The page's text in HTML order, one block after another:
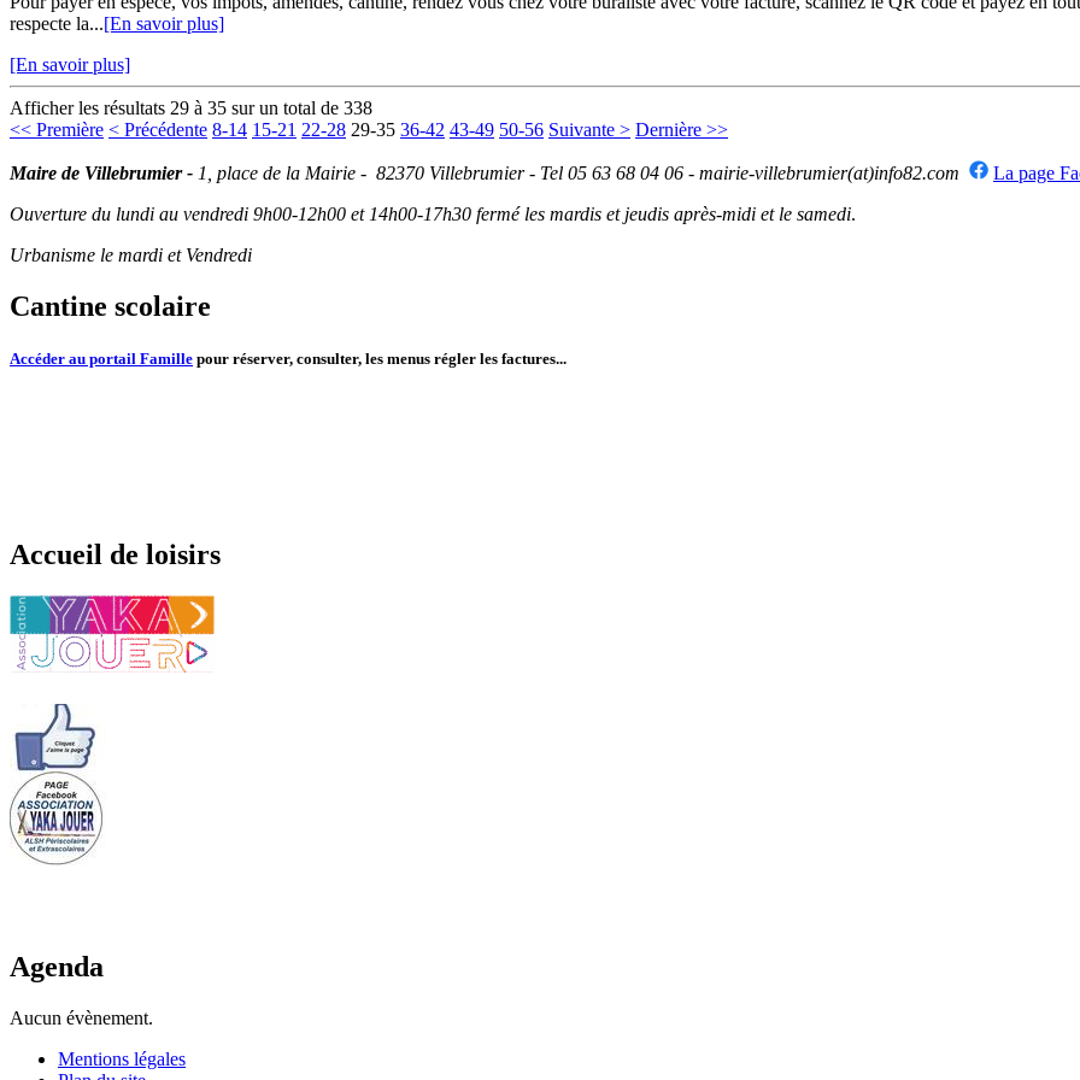
respecte la...[En savoir plus]
[En savoir plus]
Afficher les résultats 29 à 35 sur un total de 338
<< Première < Précédente 8-14 15-21 22-28 29-35 36-42 43-49 50-56 Suivante > Dernière >>
Maire de Villebrumier - 1, place de la Mairie - 82370 Villebrumier - Tel 05 63 68 04 06 - mairie-villebrumier(at)info82.com
La page
Ouverture du lundi au vendredi 9h00-12h00 et 14h00-17h30 fermé les mardis et jeudis après-midi et le samedi.
Urbanisme le mardi et Vendredi
Cantine scolaire
Accéder au portail Famille pour réserver, consulter, les menus régler les factures...
Accueil de loisirs
Agenda
Aucun évènement.
Mentions légales